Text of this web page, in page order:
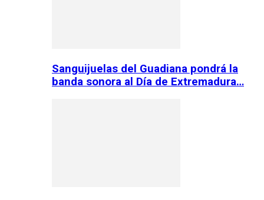
Sanguijuelas del Guadiana pondrá la
banda sonora al Día de Extremadura…